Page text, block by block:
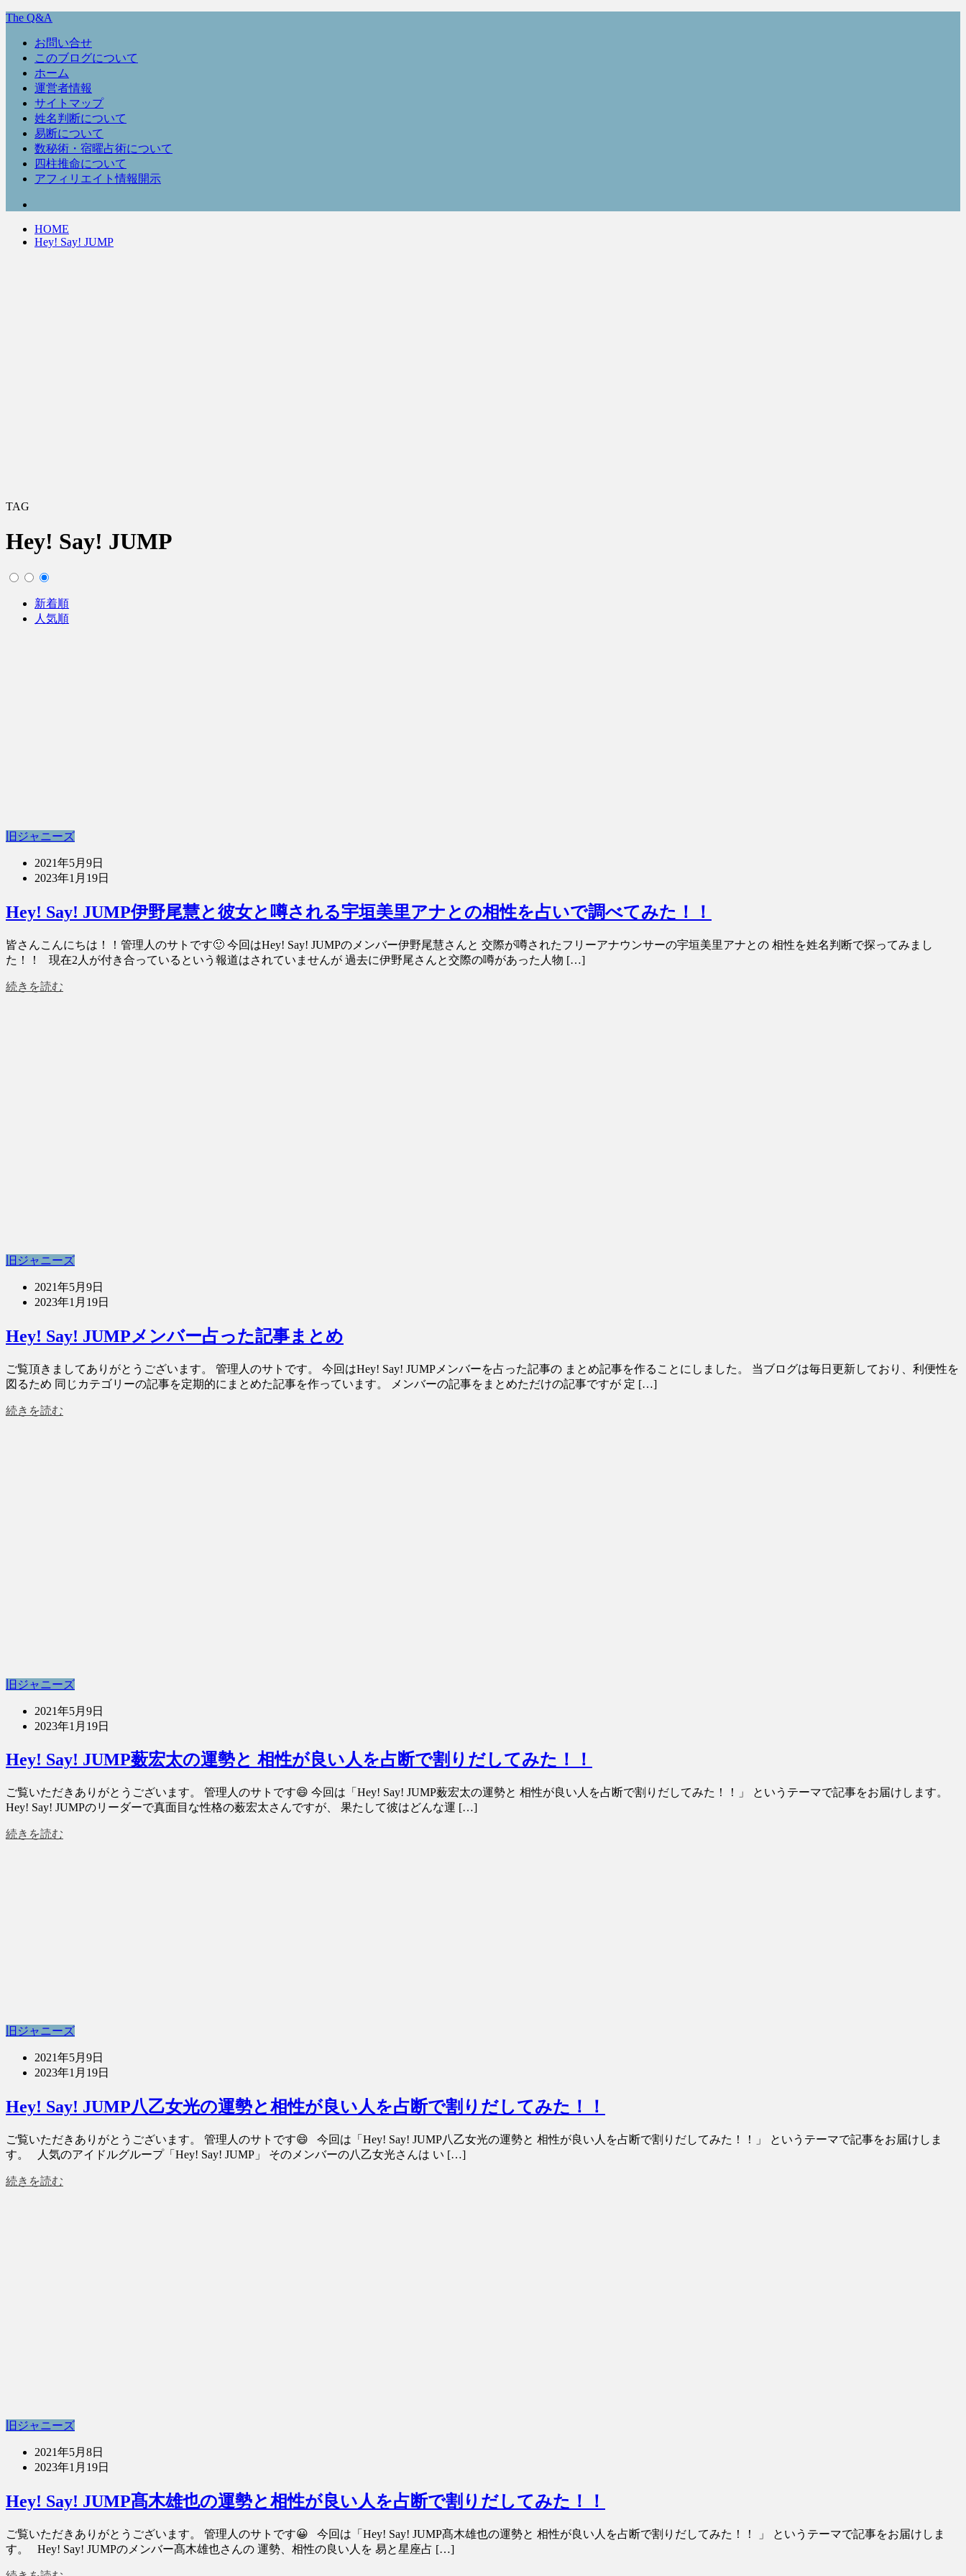
The Q&A
お問い合せ
このブログについて
ホーム
運営者情報
サイトマップ
姓名判断について
易断について
数秘術・宿曜占術について
四柱推命について
アフィリエイト情報開示
HOME
Hey! Say! JUMP
TAG
Hey! Say! JUMP
新着順
人気順
旧ジャニーズ
2021年5月9日
2023年1月19日
Hey! Say! JUMP伊野尾慧と彼女と噂される宇垣美里アナとの相性を占いで調べてみた！！
皆さんこんにちは！！管理人のサトです🙂 今回はHey! Say! JUMPのメンバー伊野尾慧さんと 交際が噂されたフリーアナウンサーの宇垣美里アナとの 相性を姓名判断で探ってみまし
た！！ 現在2人が付き合っているという報道はされていませんが 過去に伊野尾さんと交際の噂があった人物 […]
続きを読む
旧ジャニーズ
2021年5月9日
2023年1月19日
Hey! Say! JUMPメンバー占った記事まとめ
ご覧頂きましてありがとうございます。 管理人のサトです。 今回はHey! Say! JUMPメンバーを占った記事の まとめ記事を作ることにしました。 当ブログは毎日更新しており、利便性を
図るため 同じカテゴリーの記事を定期的にまとめた記事を作っています。 メンバーの記事をまとめただけの記事ですが 定 […]
続きを読む
旧ジャニーズ
2021年5月9日
2023年1月19日
Hey! Say! JUMP薮宏太の運勢と 相性が良い人を占断で割りだしてみた！！
ご覧いただきありがとうございます。 管理人のサトです😄 今回は「Hey! Say! JUMP薮宏太の運勢と 相性が良い人を占断で割りだしてみた！！」 というテーマで記事をお届けします。
Hey! Say! JUMPのリーダーで真面目な性格の薮宏太さんですが、 果たして彼はどんな運 […]
続きを読む
旧ジャニーズ
2021年5月9日
2023年1月19日
Hey! Say! JUMP八乙女光の運勢と相性が良い人を占断で割りだしてみた！！
ご覧いただきありがとうございます。 管理人のサトです😄 今回は「Hey! Say! JUMP八乙女光の運勢と 相性が良い人を占断で割りだしてみた！！」 というテーマで記事をお届けしま
す。 人気のアイドルグループ「Hey! Say! JUMP」 そのメンバーの八乙女光さんは い […]
続きを読む
旧ジャニーズ
2021年5月8日
2023年1月19日
Hey! Say! JUMP髙木雄也の運勢と相性が良い人を占断で割りだしてみた！！
ご覧いただきありがとうございます。 管理人のサトです😀 今回は「Hey! Say! JUMP髙木雄也の運勢と 相性が良い人を占断で割りだしてみた！！ 」 というテーマで記事をお届けしま
す。 Hey! Say! JUMPのメンバー髙木雄也さんの 運勢、相性の良い人を 易と星座占 […]